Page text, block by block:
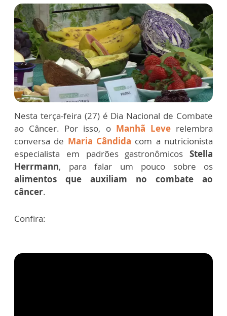
Nesta terça-feira (27) é Dia Nacional de Combate
ao Câncer. Por isso, o Manhã Leverelembra
conversa de Maria Cândida com a nutricionista
especialista em padrões gastronômicos Stella
Herrmann, para falar um pouco sobre os
alimentos que auxiliam no combate ao
câncer.
Confira: